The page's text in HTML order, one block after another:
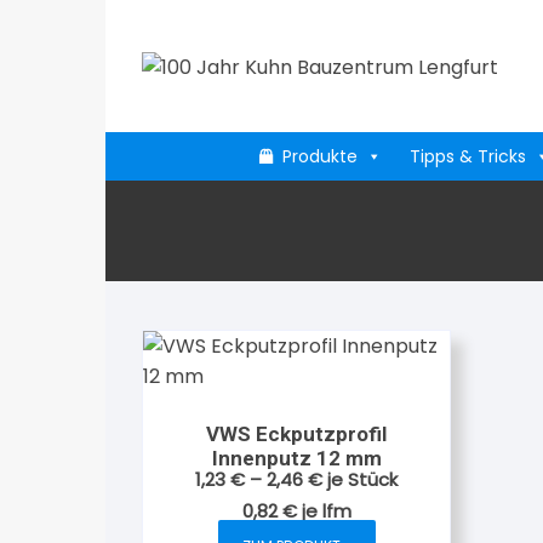
springen
Produkte Tipps & Tricks
VWS Eckputzprofil
Innenputz 12 mm
1,23€–2,46€je Stück
0,82€jelfm